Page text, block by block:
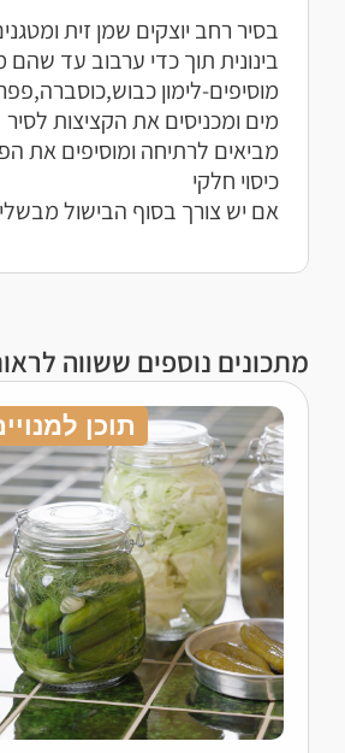
בינונית תוך כדי ערבוב עד
מוסיפים-לימון
מים ומכניסים את הקציצות לסיר
כיסוי חלקי
אם יש צורך בסוף הבישול
מתכונים נוספים ששווה
תוכן